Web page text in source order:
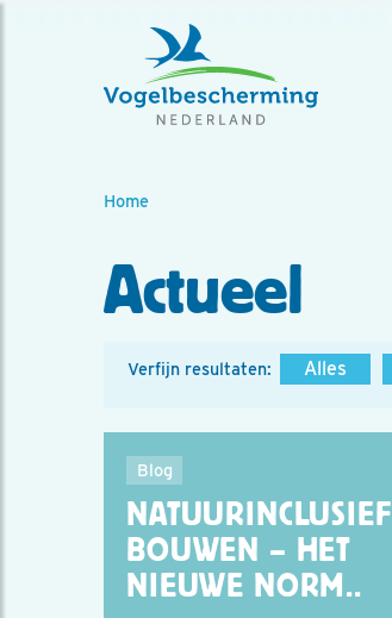
Home
Actueel
Verfijn resultaten: Alles
Blog
NATUURINCLUSIEF
BOUWEN – HET
NIEUWE NORM..